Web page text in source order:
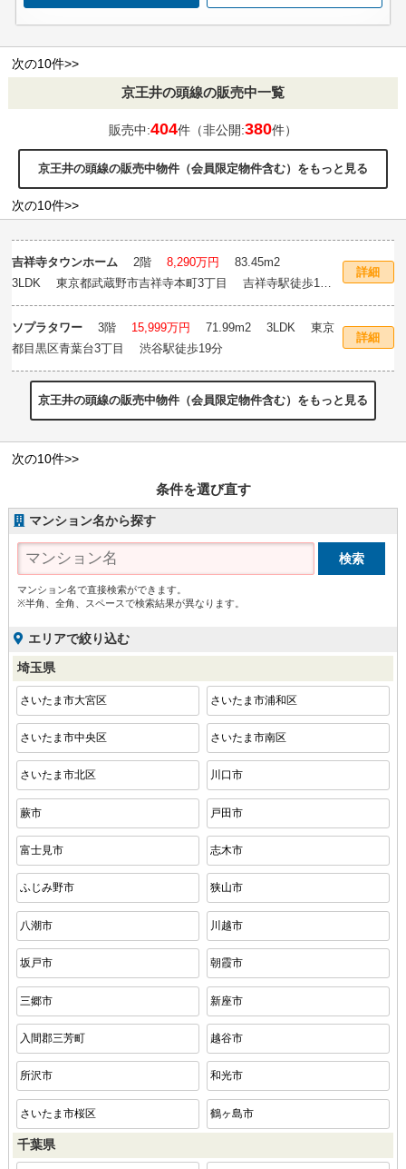
次の10件>>
京王井の頭線の販売中一覧
販売中:404件（非公開:380件）
京王井の頭線の販売中物件（会員限定物件含む）をもっと見る
次の10件>>
吉祥寺タウンホーム 2階8,290万円 83.45m2
3LDK 東京都武蔵野市吉祥寺本町3丁目 吉祥寺駅徒歩12
分
詳細
ソプラタワー 3階 15,999万円 71.99m2 3LDK 東京
都目黒区青葉台3丁目 渋谷駅徒歩19分
詳細
京王井の頭線の販売中物件（会員限定物件含む）をもっと見る
次の10件>>
条件を選び直す
マンション名から探す
マンション名で直接検索ができます。
※半角、全角、スペースで検索結果が異なります。
エリアで絞り込む
埼玉県
さいたま市大宮区 さいたま市浦和区
さいたま市中央区 さいたま市南区
さいたま市北区 川口市
蕨市 戸田市
富士見市 志木市
ふじみ野市 狭山市
八潮市 川越市
坂戸市 朝霞市
三郷市 新座市
入間郡三芳町 越谷市
所沢市 和光市
さいたま市桜区 鶴ヶ島市
千葉県